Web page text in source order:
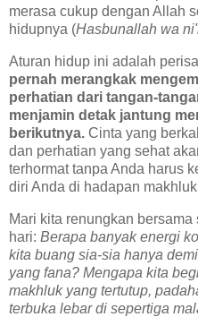
merasa cukup dengan Allah
hidupnya (Hasbunallah wa
Aturan hidup ini adalah
pernah merangkak
perhatian dari tangan-
menjamin detak jantung
berikutnya. Cinta yang
dan perhatian yang sehat
terhormat tanpa Anda harus
diri Anda di hadapan
Mari kita renungkan
hari: Berapa banyak energi
kita buang sia-sia hanya
yang fana? Mengapa kita
makhluk yang tertutup,
terbuka lebar di sepertiga